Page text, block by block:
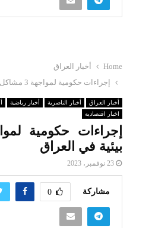
Home
أخبار العراق
إجراءات حكومية لمواجهة 3 مشاكل بيئية في العراق
أخبار العراق أخبار الناصرية أخبار رياضية
اخبار اقتصادية
بيئية في العراق
23 نوفمبر، 2023
مشاركة 0